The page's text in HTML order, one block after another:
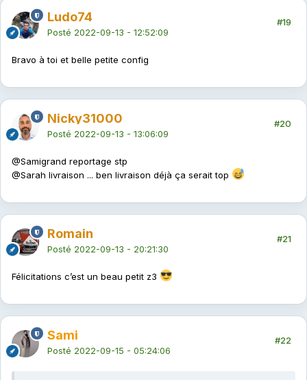
Ludo74
Posté 2022-09-13 - 12:52:09
#19
Bravo à toi et belle petite config
Nicky31000
Posté 2022-09-13 - 13:06:09
#20
@Samigrand reportage stp
@Sarah livraison ... ben livraison déjà ça serait top
Romain
Posté 2022-09-13 - 20:21:30
#21
Félicitations c’est un beau petit z3
Sami
Posté 2022-09-15 - 05:24:06
#22